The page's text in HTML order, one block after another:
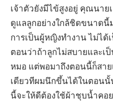
เจ้าตัวยังมีไข้สูงอยู่ คุณนาย
ดูแลลูกอย่างใกล้ชิดขนาดนี้
การเป็นผู้หญิงทำงาน ไม่ไ
ตอนว่าถ้าลูกไม่สบายและเ
หมอ แต่พอมาถึงตอนนี้ก็สาย
เดียวทีผมนึกขึ้นได้ในตอน
นี้จะให้ดีต้องใช้ผ้าชุบน้ำคอ